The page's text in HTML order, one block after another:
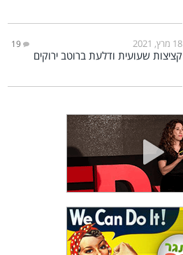
18 מרץ, 2021 19
קציצות שעועית ודלעת ברוטב ירוקים